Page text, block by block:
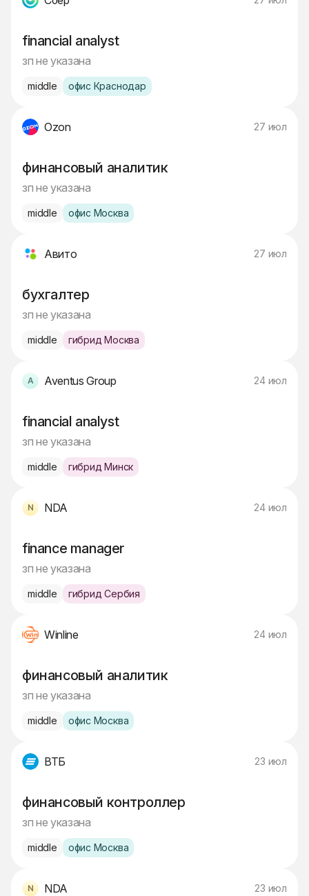
financial analyst
зп не указана
middle офис Краснодар
Ozon 27 июл
финансовый аналитик
зп не указана
middle офис Москва
Авито 27 июл
бухгалтер
зп не указана
middle гибрид Москва
Aventus Group 24 июл
financial analyst
зп не указана
middle гибрид Минск
NDA 24 июл
finance manager
зп не указана
middle гибрид Сербия
Winline 24 июл
финансовый аналитик
зп не указана
middle офис Москва
ВТБ 23 июл
финансовый контроллер
зп не указана
middle офис Москва
NDA 23 июл